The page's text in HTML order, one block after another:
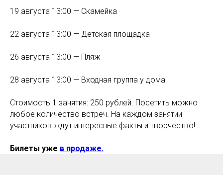
19 августа 13:00 — Скамейка
22 августа 13:00 — Детская площадка
26 августа 13:00 — Пляж
28 августа 13:00 — Входная группа у дома
Стоимость 1 занятия: 250 рублей. Посетить можно
любое количество встреч. На каждом занятии
участников ждут интересные факты и творчество!
Билеты уже в продаже.